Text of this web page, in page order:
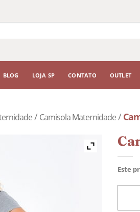
BLOG LOJA SP CONTATO OUTLET
/Camisola Maternidade/
Este